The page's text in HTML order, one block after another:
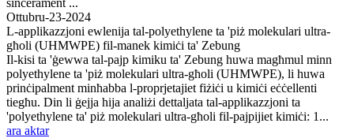
Ottubru-23-2024
L-applikazzjoni ewlenija tal-polyethylene ta 'piż molekulari ultra-
għoli (UHMWPE) fil-manek kimiċi ta' Zebung
Il-kisi ta 'ġewwa tal-pajp kimiku ta' Zebung huwa magħmul minn
polyethylene ta 'piż molekulari ultra-għoli (UHMWPE), li huwa
prinċipalment minħabba l-proprjetajiet fiżiċi u kimiċi eċċellenti
tiegħu. Din li ġejja hija analiżi dettaljata tal-applikazzjoni ta
'polyethylene ta' piż molekulari ultra-għoli fil-pajpijiet kimiċi: 1...
ara aktar